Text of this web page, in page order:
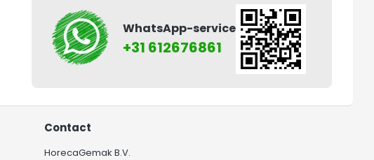
WhatsApp-service
+31 612676861
Contact
HorecaGemak B.V.